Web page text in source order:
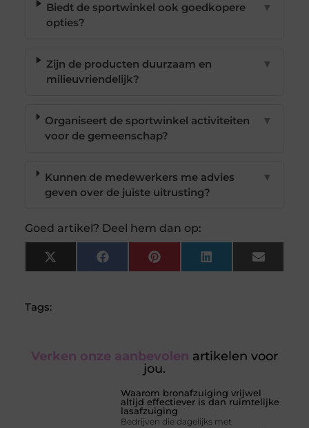
Biedt de sportwinkel ook goedkopere
opties?
▼
Zijn de producten duurzaam en
milieuvriendelijk?
▼
Organiseert de sportwinkel activiteiten
voor de gemeenschap?
▼
Kunnen de medewerkers me advies
geven over de juiste uitrusting?
▼
Goed artikel? Deel hem dan op:
X
(Twitter)
FacebookPinterest LinkedIn Email
Tags:
Verken onze aanbevolen artikelen voor
jou.
Waarom bronafzuiging vrijwel
altijd effectiever is dan ruimtelijke
lasafzuiging
Bedrijven die dagelijks met